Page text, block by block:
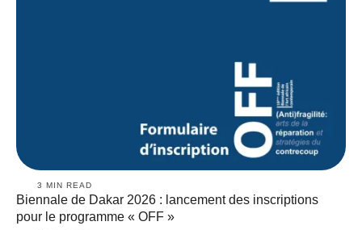
3 MIN READ
Biennale de Dakar 2026 : lancement des inscriptions
pour le programme « OFF »